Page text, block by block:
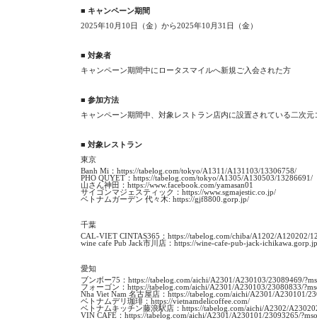
■ キャンペーン期間
2025年10月10日（金）から2025年10月31日（金）
■ 対象者
キャンペーン期間中にロータスマイルへ新規ご入会された方
■ 参加方法
キャンペーン期間中、対象レストラン店内に設置されている二次
■ 対象レストラン
東京
Banh Mi： https://tabelog.com/tokyo/A1311/A131103/13306758/
PHO QUYET： https://tabelog.com/tokyo/A1305/A130503/13286691/
山さん神田： https://www.facebook.com/yamasan01
サイゴンマジェスティック： https://www.sgmajestic.co.jp/
ベトナムガーデン 代々木: https://gjf8800.gorp.jp/
千葉
CAL-VIET CINTAS365： https://tabelog.com/chiba/A1202/A120202/
wine cafe Pub Jack市川店： https://wine-cafe-pub-jack-
愛知
ブンボー75： https://tabelog.com/aichi/A2301/A230103/23089469/
フォーゴン： https://tabelog.com/aichi/A2301/A230103/23080833/
Nha Viet Nam 名古屋店： https://tabelog.com/aichi/A2301/A230101/
ベトナムデリ珈琲： https://vietnamdelicoffee.com/
ベトナムキッチン藤浪駅店： https://tabelog.com/aichi/A2302/
VIN CAFÉ： https://tabelog.com/aichi/A2301/A230101/23093265/